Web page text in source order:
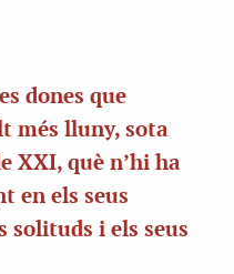
dones que
més lluny, sota
XXI, què n’hi ha
en els seus
solituds i els seus